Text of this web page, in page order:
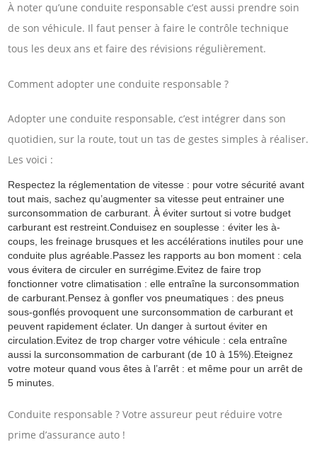
À noter qu’une conduite responsable c’est aussi prendre soin
de son véhicule. Il faut penser à faire le contrôle technique
tous les deux ans et faire des révisions régulièrement.
Comment adopter une conduite responsable ?
Adopter une conduite responsable, c’est intégrer dans son
quotidien, sur la route, tout un tas de gestes simples à réaliser.
Les voici :
Respectez la réglementation de vitesse : pour votre sécurité avant
tout mais, sachez qu’augmenter sa vitesse peut entrainer une
surconsommation de carburant. À éviter surtout si votre budget
carburant est restreint.Conduisez en souplesse : éviter les à-
coups, les freinage brusques et les accélérations inutiles pour une
conduite plus agréable.Passez les rapports au bon moment : cela
vous évitera de circuler en surrégime.Evitez de faire trop
fonctionner votre climatisation : elle entraîne la surconsommation
de carburant.Pensez à gonfler vos pneumatiques : des pneus
sous-gonflés provoquent une surconsommation de carburant et
peuvent rapidement éclater. Un danger à surtout éviter en
circulation.Evitez de trop charger votre véhicule : cela entraîne
aussi la surconsommation de carburant (de 10 à 15%).Eteignez
votre moteur quand vous êtes à l’arrêt : et même pour un arrêt de
5 minutes.
Conduite responsable ? Votre assureur peut réduire votre
prime d’assurance auto !